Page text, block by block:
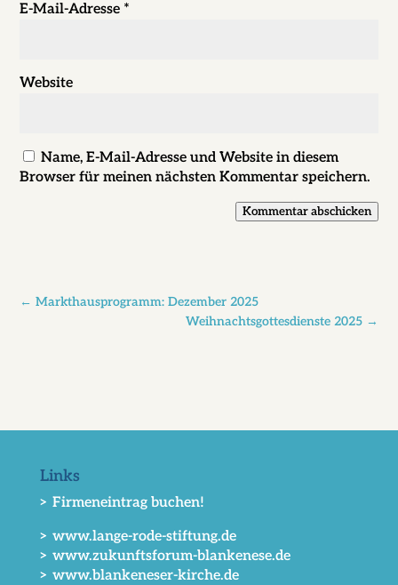
E-Mail-Adresse *
Website
Name, E-Mail-Adresse und Website in diesem
Browser für meinen nächsten Kommentar speichern.
Kommentar abschicken
←Markthausprogramm: Dezember 2025
Weihnachtsgottesdienste 2025→
Links
> Firmeneintrag buchen!
> www.lange-rode-stiftung.de
> www.zukunftsforum-blankenese.de
> www.blankeneser-kirche.de